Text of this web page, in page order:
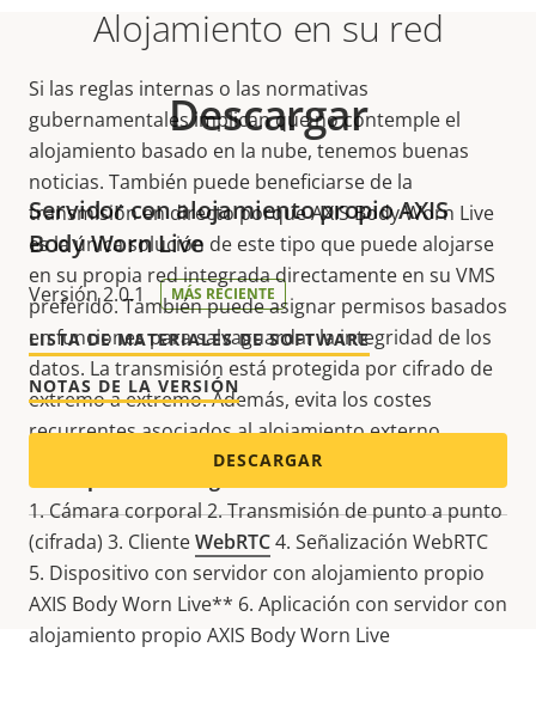
Alojamiento en su red
Si las reglas internas o las normativas
gubernamentales implican que no contemple el
alojamiento basado en la nube, tenemos buenas
noticias. También puede beneficiarse de la
transmisión en directo porque AXIS Body Worn Live
es la única solución de este tipo que puede alojarse
en su propia red integrada directamente en su VMS
preferido. También puede asignar permisos basados
en funciones para salvaguardar la integridad de los
datos. La transmisión está protegida por cifrado de
extremo a extremo. Además, evita los costes
recurrentes asociados al alojamiento externo.
Descripción de imagen
1. Cámara corporal 2. Transmisión de punto a punto
(cifrada) 3. ClienteWebRTC4. Señalización WebRTC
5. Dispositivo con servidor con alojamiento propio
AXIS Body Worn Live** 6. Aplicación con servidor con
alojamiento propio AXIS Body Worn Live
Descargar
Servidor con alojamiento propio AXIS
Body Worn Live
Versión 2.0.1 MÁS RECIENTE
LISTA DE MATERIALES DE SOFTWARE
NOTAS DE LA VERSIÓN
DESCARGAR